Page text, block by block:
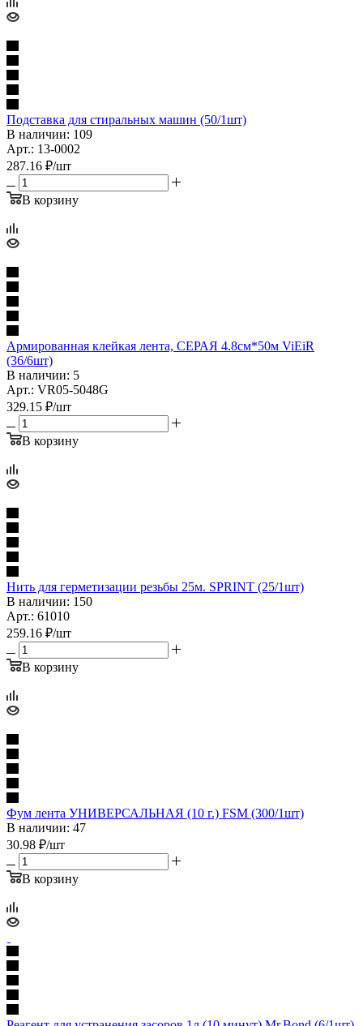
Подставка для стиральных машин (50/1шт)
В наличии: 109
Арт.: 13-0002
287.16 ₽/шт
В корзину
Армированная клейкая лента, СЕРАЯ 4.8см*50м ViEiR
(36/6шт)
В наличии: 5
Арт.: VR05-5048G
329.15 ₽/шт
В корзину
Нить для герметизации резьбы 25м. SPRINT (25/1шт)
В наличии: 150
Арт.: 61010
259.16 ₽/шт
В корзину
Фум лента УНИВЕРСАЛЬНАЯ (10 г.) FSM (300/1шт)
В наличии: 47
30.98 ₽/шт
В корзину